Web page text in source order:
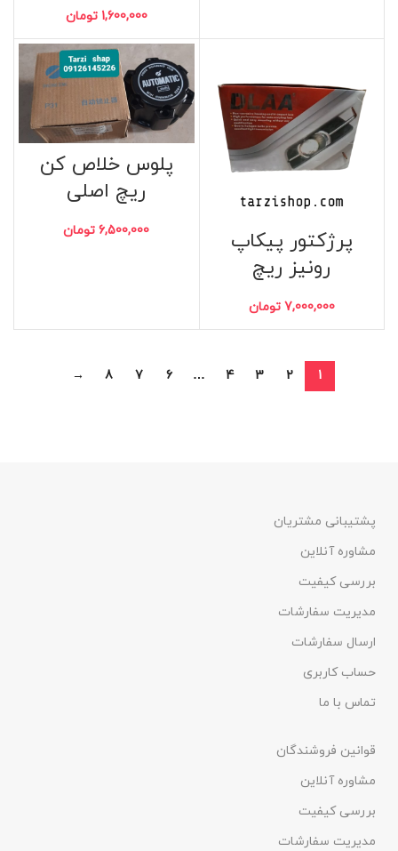
1,600,000 تومان
پرژکتور پیکاپ
رونیز ریچ
7,000,000 تومان
پلوس خلاص کن
ریچ اصلی
6,500,000 تومان
1
2
3
4
…
6
7
8
→
پشتیبانی مشتریان
مشاوره آنلاین
بررسی کیفیت
مدیریت سفارشات
ارسال سفارشات
حساب کاربری
تماس با ما
قوانین فروشندگان
مشاوره آنلاین
بررسی کیفیت
مدیریت سفارشات